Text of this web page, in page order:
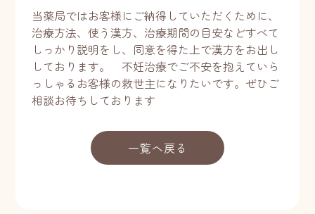
当薬局ではお客様にご納得していただくために、
治療方法、使う漢方、治療期間の目安などすべて
しっかり説明をし、同意を得た上で漢方をお出し
しております。 不妊治療でご不安を抱えていら
っしゃるお客様の救世主になりたいです。ぜひご
相談お待ちしております
一覧へ戻る